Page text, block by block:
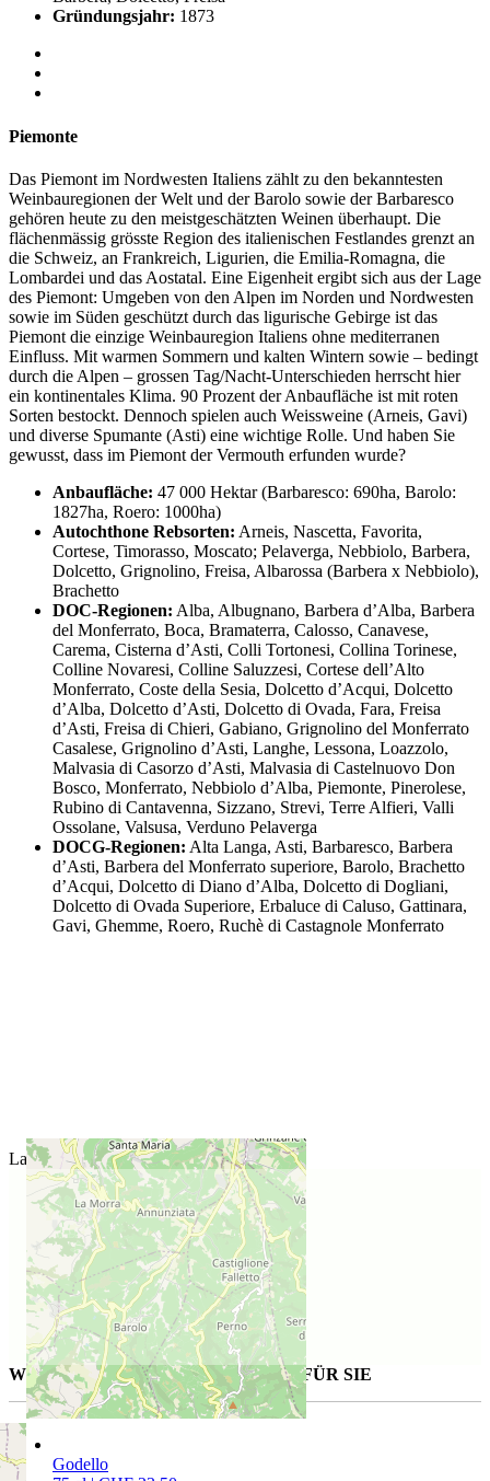
Gründungsjahr: 1873
Piemonte
Das Piemont im Nordwesten Italiens zählt zu den bekanntesten
Weinbauregionen der Welt und der Barolo sowie der Barbaresco
gehören heute zu den meistgeschätzten Weinen überhaupt. Die
flächenmässig grösste Region des italienischen Festlandes grenzt an
die Schweiz, an Frankreich, Ligurien, die Emilia-Romagna, die
Lombardei und das Aostatal. Eine Eigenheit ergibt sich aus der Lage
des Piemont: Umgeben von den Alpen im Norden und Nordwesten
sowie im Süden geschützt durch das ligurische Gebirge ist das
Piemont die einzige Weinbauregion Italiens ohne mediterranen
Einfluss. Mit warmen Sommern und kalten Wintern sowie – bedingt
durch die Alpen – grossen Tag/Nacht-Unterschieden herrscht hier
ein kontinentales Klima. 90 Prozent der Anbaufläche ist mit roten
Sorten bestockt. Dennoch spielen auch Weissweine (Arneis, Gavi)
und diverse Spumante (Asti) eine wichtige Rolle. Und haben Sie
gewusst, dass im Piemont der Vermouth erfunden wurde?
Anbaufläche: 47 000 Hektar (Barbaresco: 690ha, Barolo:
1827ha, Roero: 1000ha)
Autochthone Rebsorten: Arneis, Nascetta, Favorita,
Cortese, Timorasso, Moscato; Pelaverga, Nebbiolo, Barbera,
Dolcetto, Grignolino, Freisa, Albarossa (Barbera x Nebbiolo),
Brachetto
DOC-Regionen: Alba, Albugnano, Barbera d’Alba, Barbera
del Monferrato, Boca, Bramaterra, Calosso, Canavese,
Carema, Cisterna d’Asti, Colli Tortonesi, Collina Torinese,
Colline Novaresi, Colline Saluzzesi, Cortese dell’Alto
Monferrato, Coste della Sesia, Dolcetto d’Acqui, Dolcetto
d’Alba, Dolcetto d’Asti, Dolcetto di Ovada, Fara, Freisa
d’Asti, Freisa di Chieri, Gabiano, Grignolino del Monferrato
Casalese, Grignolino d’Asti, Langhe, Lessona, Loazzolo,
Malvasia di Casorzo d’Asti, Malvasia di Castelnuovo Don
Bosco, Monferrato, Nebbiolo d’Alba, Piemonte, Pinerolese,
Rubino di Cantavenna, Sizzano, Strevi, Terre Alfieri, Valli
Ossolane, Valsusa, Verduno Pelaverga
DOCG-Regionen: Alta Langa, Asti, Barbaresco, Barbera
d’Asti, Barbera del Monferrato superiore, Barolo, Brachetto
d’Acqui, Dolcetto di Diano d’Alba, Dolcetto di Dogliani,
Dolcetto di Ovada Superiore, Erbaluce di Caluso, Gattinara,
Gavi, Ghemme, Roero, Ruchè di Castagnole Monferrato
Lage des Weinguts
WEITERE AUSGESUCHTE WEINE FÜR SIE
Godello